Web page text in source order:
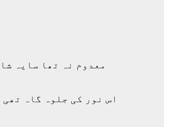
معدوم نہ تھا سایہ
اس نور کی جلوہ گاہ تھی